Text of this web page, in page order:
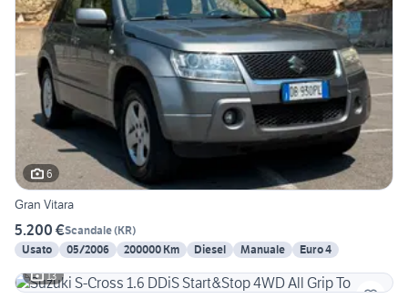
6
Gran Vitara
5.200 €Scandale(KR)
Usato
05/2006 200000 Km Diesel Manuale
Euro 4
13